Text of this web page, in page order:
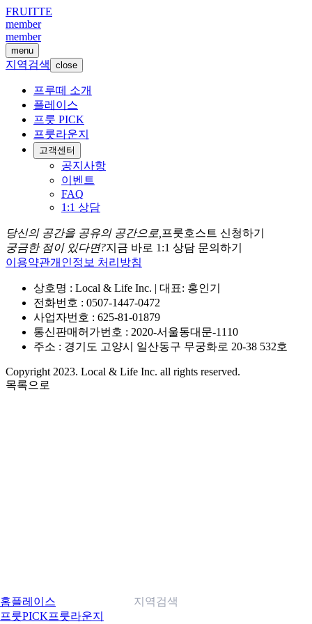
FRUITTE
member
member
menu
지역검색 close
프루떼 소개
플레이스
프룻 PICK
프룻라운지
고객센터
공지사항
이벤트
FAQ
1:1 상담
당신의 공간을 공유의 공간으로, 프룻호스트 신청하기
궁금한 점이 있다면?지금 바로 1:1 상담 문의하기
이용약관개인정보 처리방침
상호명 : Local & Life Inc. | 대표: 홍인기
전화번호 : 0507-1447-0472
사업자번호 : 625-81-01879
통신판매허가번호 : 2020-서울동대문-1110
주소 : 경기도 고양시 일산동구 무궁화로 20-38 532호
Copyright 2023. Local & Life Inc. all rights reserved.
목록으로
홈플레이스
프룻PICK프룻라운지
지역검색